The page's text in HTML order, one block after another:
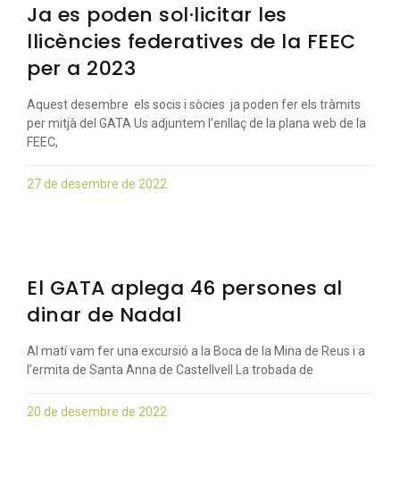
Ja es poden sol·licitar les
llicències federatives de la FEEC
per a 2023
Aquest desembre els socis i sòcies ja poden fer els tràmits
per mitjà del GATA Us adjuntem l’enllaç de la plana web de la
FEEC,
27 de desembre de 2022
El GATA aplega 46 persones al
dinar de Nadal
Al matí vam fer una excursió a la Boca de la Mina de Reus i a
l’ermita de Santa Anna de Castellvell La trobada de
20 de desembre de 2022